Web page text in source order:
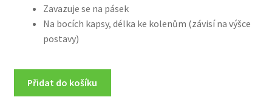
Zavazuje se na pásek
Na bocích kapsy, délka ke kolenům (závisí na výšce
postavy)
Přidat do košíku